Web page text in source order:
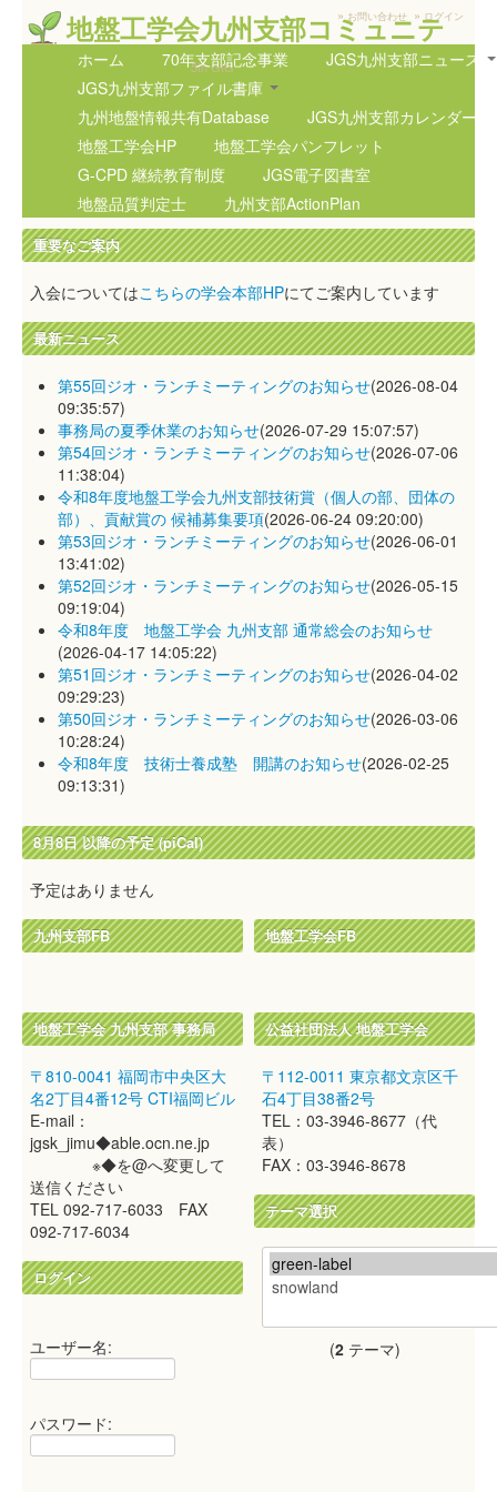
地盤工学会九州支部コミュニテ
ィサイト
5th GIG
» お問い合わせ » ログイン
ホーム 70年支部記念事業
JGS九州支部ニュース
JGS九州支部ファイル書庫
九州地盤情報共有Database
JGS九州支部カレンダー
地盤工学会HP
地盤工学会パンフレット
G-CPD 継続教育制度
JGS電子図書室
地盤品質判定士
九州支部ActionPlan
重要なご案内
入会についてはこちらの学会本部HPにてご案内しています
最新ニュース
第55回ジオ・ランチミーティングのお知らせ(2026-08-04
09:35:57)
事務局の夏季休業のお知らせ(2026-07-29 15:07:57)
第54回ジオ・ランチミーティングのお知らせ(2026-07-06
11:38:04)
令和8年度地盤工学会九州支部技術賞（個人の部、団体の
部）、貢献賞の 候補募集要項(2026-06-24 09:20:00)
第53回ジオ・ランチミーティングのお知らせ(2026-06-01
13:41:02)
第52回ジオ・ランチミーティングのお知らせ(2026-05-15
09:19:04)
令和8年度 地盤工学会 九州支部 通常総会のお知らせ
(2026-04-17 14:05:22)
第51回ジオ・ランチミーティングのお知らせ(2026-04-02
09:29:23)
第50回ジオ・ランチミーティングのお知らせ(2026-03-06
10:28:24)
令和8年度 技術士養成塾 開講のお知らせ(2026-02-25
09:13:31)
8月8日 以降の予定 (piCal)
予定はありません
九州支部FB
地盤工学会 九州支部 事務局
〒810-0041 福岡市中央区大
名2丁目4番12号 CTI福岡ビル
E-mail：
jgsk_jimu◆able.ocn.ne.jp
※◆を@へ変更して
送信ください
TEL 092-717-6033 FAX
092-717-6034
ログイン
ユーザー名:
パスワード:
地盤工学会FB
公益社団法人 地盤工学会
〒112-0011 東京都文京区千
石4丁目38番2号
TEL：03-3946-8677（代
表）
FAX：03-3946-8678
テーマ選択
(2テーマ)